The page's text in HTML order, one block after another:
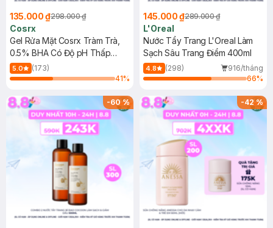
135.000 ₫298.000 ₫
Cosrx
Gel Rửa Mặt Cosrx Tràm Trà,
0.5% BHA Có Độ pH Thấp
150ml
5.0
(173)
41%
145.000 ₫289.000 ₫
L'Oreal
Nước Tẩy Trang L'Oreal Làm
Sạch Sâu Trang Điểm 400ml
4.8 (298)
916/tháng
66%
-60% -42%